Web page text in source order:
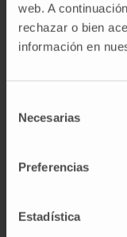
web. A
rechazar o bien
información en
Necesarias
Preferencias
Estadística
muslo?
Depende del
uso clásico
refiere a la
raíz del muslo.
que se nombre.